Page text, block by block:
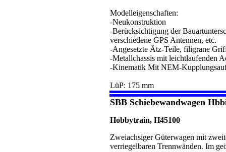
Modelleigenschaften:
-Neukonstruktion
-Berücksichtigung der
verschiedene GPS Antennen, etc.
-Angesetzte Ätz-Teile, filigrane
-Metallchassis mit leichtlaufenden
-Kinematik Mit NEM-
LüP: 175 mm
SBB Schiebewandwagen
Hobbytrain, H45100
Zweiachsiger Güterwagen mit
verriegelbaren Trennwänden. Im